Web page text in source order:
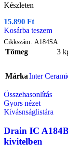
Készleten
15.890 Ft
Kosárba teszem
Cikkszám: A184SA
Tömeg 3
MárkaInter
Összehasonlítás
Gyors nézet
Kívásnságlistára
Drain IC
kivitelben